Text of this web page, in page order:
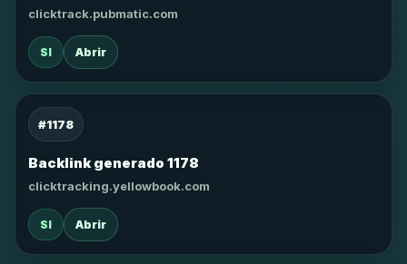
clicktrack.pubmatic.com
SI Abrir
#1178
Backlink generado 1178
clicktracking.yellowbook.com
SI Abrir